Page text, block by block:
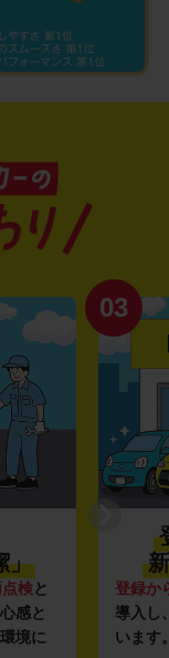
」
検と
感と
境に
03
登録か
導入し
います